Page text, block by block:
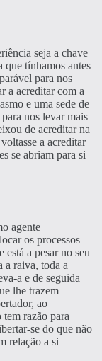
seja a chave
que tínhamos antes
para nos
a acreditar com a
e uma sede de
nos levar mais
de acreditar na
a acreditar
se abriam para si
agente
os processos
está a pesar no seu
a raiva, toda a
a e de seguida
lhe trazem
ao
razão para
se do que não
relação a si